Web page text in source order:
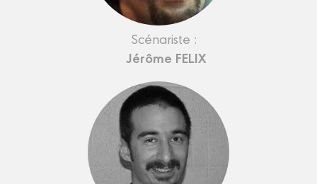
Scénariste :
Jérôme FELIX